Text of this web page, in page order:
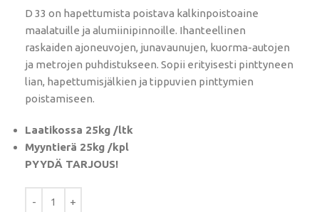
D 33 on hapettumista poistava kalkinpoistoaine
maalatuille ja alumiinipinnoille. Ihanteellinen
raskaiden ajoneuvojen, junavaunujen, kuorma-autojen
ja metrojen puhdistukseen. Sopii erityisesti pinttyneen
lian, hapettumisjälkien ja tippuvien pinttymien
poistamiseen.
Laatikossa 25kg /ltk
Myyntierä 25kg /kpl
PYYDÄ TARJOUS!